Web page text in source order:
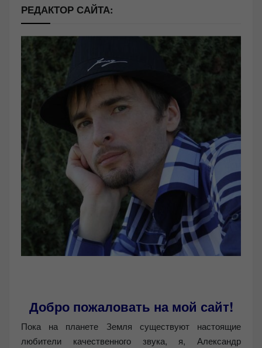
РЕДАКТОР САЙТА:
Добро пожаловать на мой сайт!
Пока на планете Земля существуют настоящие
любители качественного звука, я, Александр